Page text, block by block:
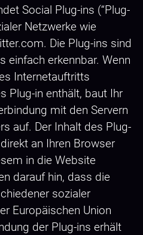
Social Plug-ins (“Plug-
Netzwerke wie
Die Plug-ins sind
einfach erkennbar. Wenn
Internetauftritts
Plug-in enthält, baut Ihr
mit den Servern
auf. Der Inhalt des Plug-
an Ihren Browser
in die Website
darauf hin, dass die
sozialer
Europäischen Union
der Plug-ins erhält